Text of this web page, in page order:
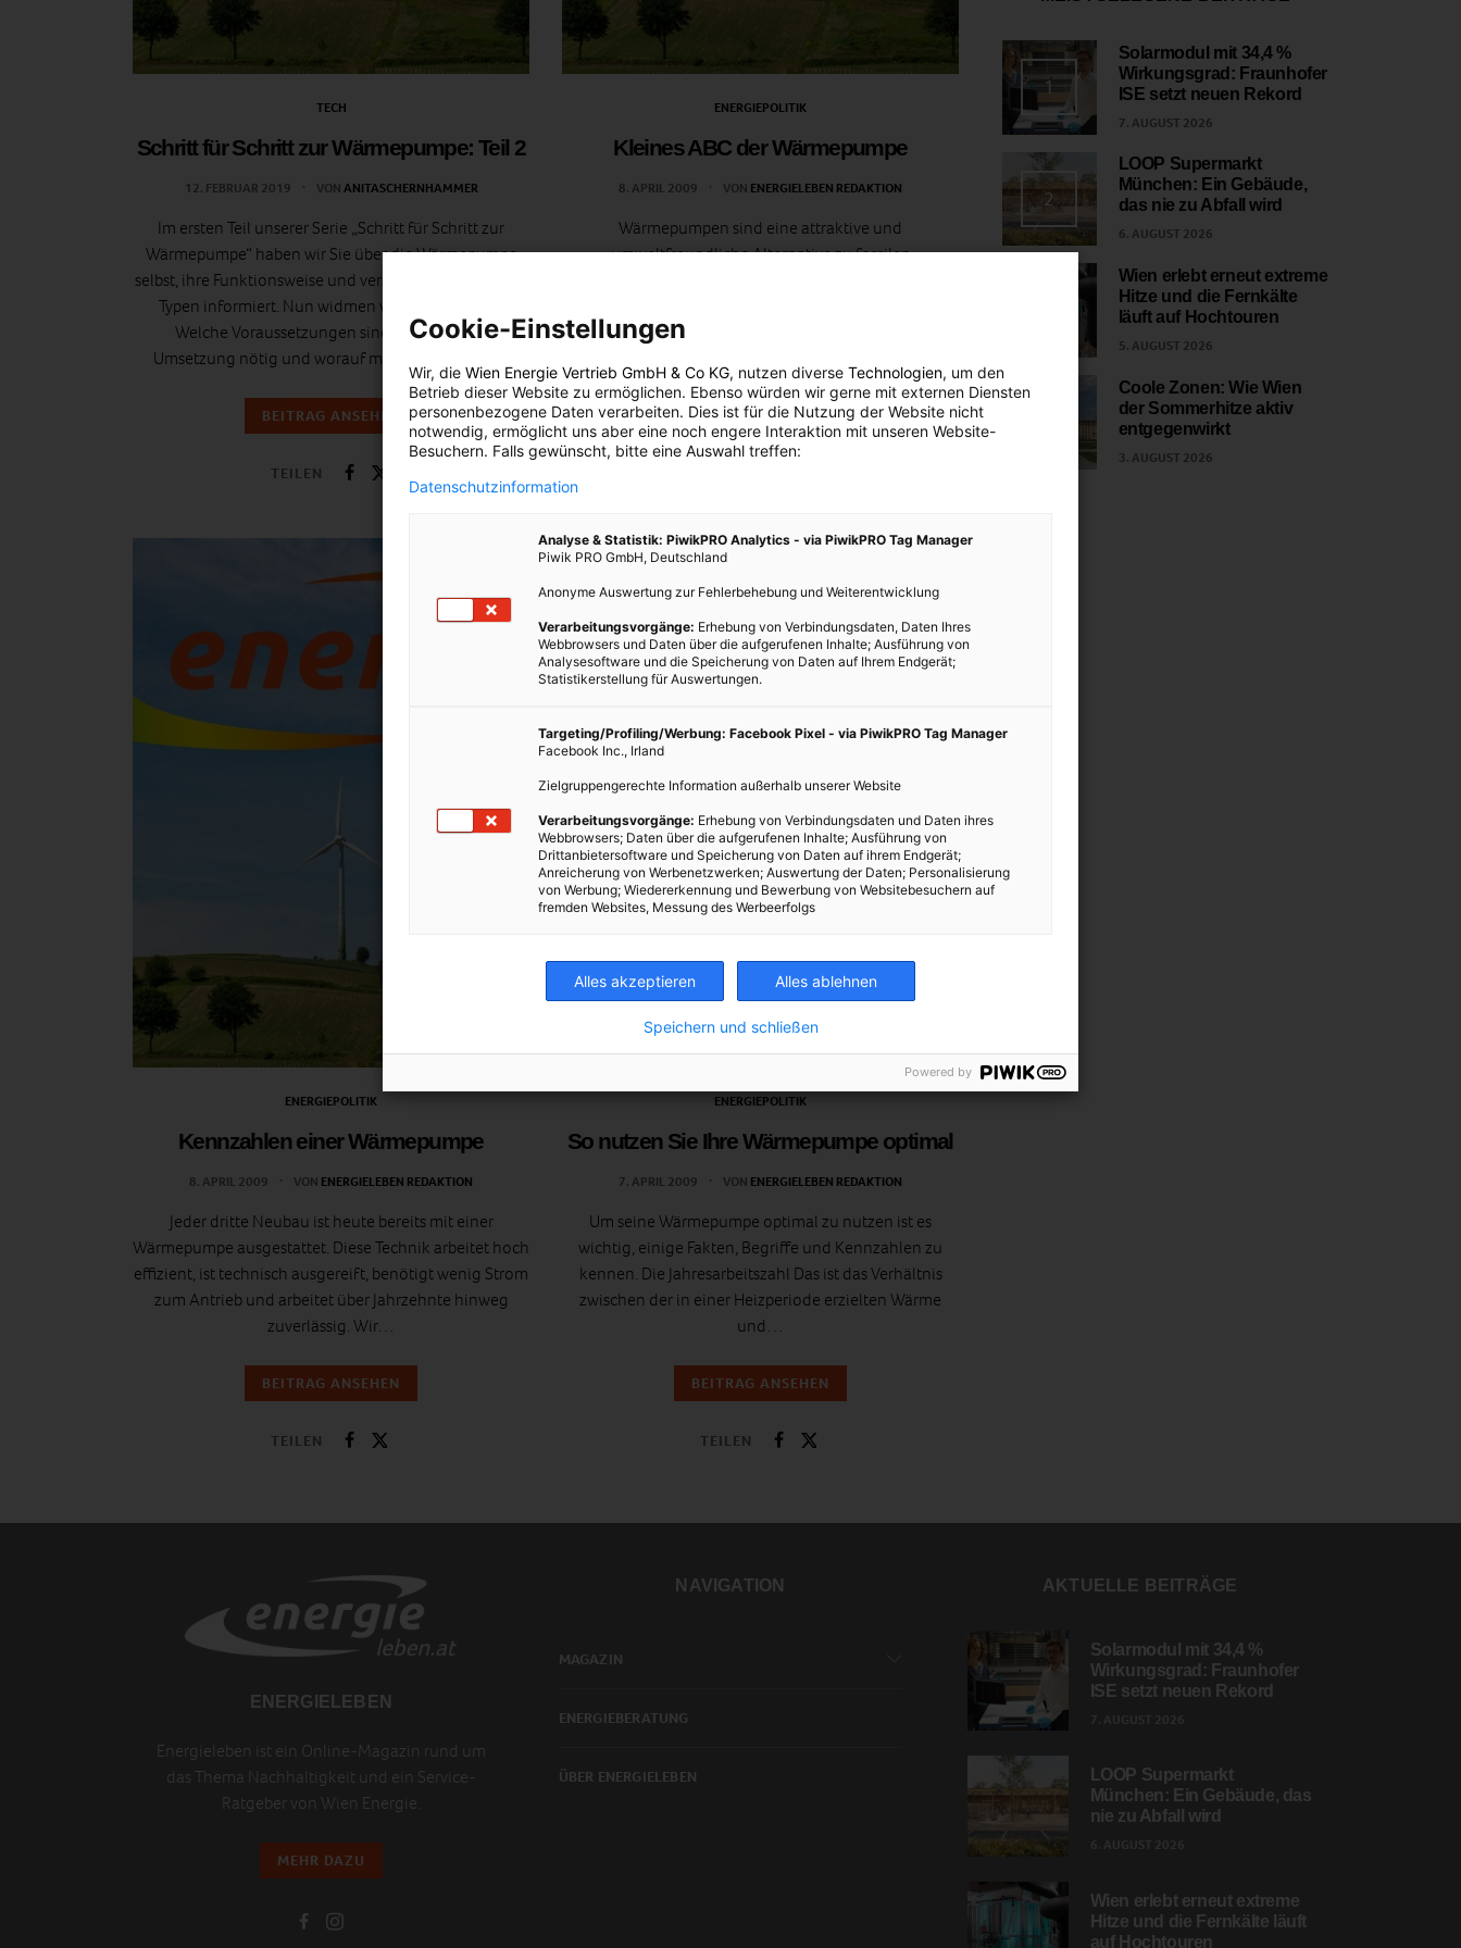
TECH
Schritt für Schritt zur Wärmepumpe: Teil 2
12. FEBRUAR 2019 VONANITASCHERNHAMMER
Im ersten Teil unserer Serie „Schritt für Schritt zur
Wärmepumpe“ haben wir Sie über die Wärmepumpe
selbst, ihre Funktionsweise und verschiedene Anlagen-
Typen informiert. Nun widmen wir uns der Frage:
Welche Voraussetzungen sind für die ideale
Umsetzung nötig und worauf müssen Sie achten?
BEITRAG ANSEHEN
TEILEN
ENERGIEPOLITIK
Kennzahlen einer Wärmepumpe
8. APRIL 2009 VON ENERGIELEBEN REDAKTION
Jeder dritte Neubau ist heute bereits mit einer
Wärmepumpe ausgestattet. Diese Technik arbeitet hoch
effizient, ist technisch ausgereift, benötigt wenig Strom
zum Antrieb und arbeitet über Jahrzehnte hinweg
zuverlässig. Wir…
BEITRAG ANSEHEN
TEILEN
ENERGIEPOLITIK
Kleines ABC der Wärmepumpe
8. APRIL 2009 VON ENERGIELEBEN REDAKTION
Wärmepumpen sind eine attraktive und
umweltfreundliche Alternative zu fossilen
Wärmepumpen entziehen der Erde, dem Grundwasser
BEITRAG ANSEHEN
ENERGIEPOLITIK
So nutzen Sie Ihre Wärmepumpe optimal
7. APRIL 2009 VON ENERGIELEBEN REDAKTION
Um seine Wärmepumpe optimal zu nutzen ist es
wichtig, einige Fakten, Begriffe und Kennzahlen zu
kennen. Die Jahresarbeitszahl Das ist das Verhältnis
zwischen der in einer Heizperiode erzielten Wärme
und…
BEITRAG ANSEHEN
TEILEN
1
Solarmodul mit 34,4 %
Wirkungsgrad: Fraunhofer
ISE setzt neuen Rekord
7. AUGUST 2026
2
LOOP Supermarkt
München: Ein Gebäude,
das nie zu Abfall wird
6. AUGUST 2026
Wien erlebt erneut extreme
Hitze und die Fernkälte
läuft auf Hochtouren
5. AUGUST 2026
Coole Zonen: Wie Wien
der Sommerhitze aktiv
entgegenwirkt
3. AUGUST 2026
ENERGIELEBEN
Energieleben ist ein Online-Magazin rund um
das Thema Nachhaltigkeit und ein Service-
Ratgeber von Wien Energie.
MEHR DAZU
NAVIGATION
MAGAZIN
ENERGIEBERATUNG
ÜBER ENERGIELEBEN
AKTUELLE BEITRÄGE
Solarmodul mit 34,4 %
Wirkungsgrad: Fraunhofer
ISE setzt neuen Rekord
LOOP Supermarkt
München: Ein Gebäude, das
nie zu Abfall wird
Wien erlebt erneut extreme
Hitze und die Fernkälte läuft
auf Hochtouren
Cookie-Einstellungen
Wir, die Wien Energie Vertrieb GmbH & Co KG, nutzen diverse Technologien, um den
Betrieb dieser Website zu ermöglichen. Ebenso würden wir gerne mit externen Diensten
personenbezogene Daten verarbeiten. Dies ist für die Nutzung der Website nicht
notwendig, ermöglicht uns aber eine noch engere Interaktion mit unseren Website-
Besuchern. Falls gewünscht, bitte eine Auswahl treffen:
Datenschutzinformation
Analyse & Statistik: PiwikPRO Analytics - via PiwikPRO Tag Manager
Piwik PRO GmbH, Deutschland
Anonyme Auswertung zur Fehlerbehebung und Weiterentwicklung
Verarbeitungsvorgänge: Erhebung von Verbindungsdaten, Daten Ihres
Webbrowsers und Daten über die aufgerufenen Inhalte; Ausführung von
Analysesoftware und die Speicherung von Daten auf Ihrem Endgerät;
Statistikerstellung für Auswertungen.
Targeting/Profiling/Werbung: Facebook Pixel - via PiwikPRO Tag Manager
Facebook Inc., Irland
Zielgruppengerechte Information außerhalb unserer Website
Verarbeitungsvorgänge: Erhebung von Verbindungsdaten und Daten ihres
Webbrowsers; Daten über die aufgerufenen Inhalte; Ausführung von
Drittanbietersoftware und Speicherung von Daten auf ihrem Endgerät;
Anreicherung von Werbenetzwerken; Auswertung der Daten; Personalisierung
von Werbung; Wiedererkennung und Bewerbung von Websitebesuchern auf
fremden Websites, Messung des Werbeerfolgs
Alles akzeptieren Alles ablehnen
Speichern und schließen
Powered by